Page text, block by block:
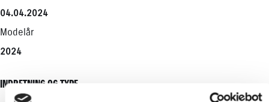
04.04.2024
Modelår
2024
INDRETNING OG TYPE
180 km/t
Maksimal effekt
223 HK
2,0 l
67,00 km
CO2 Udledning
19,00 g/km
-
2130 kg
Antal sæder
5
1830 mm
920
Leveringsomkostninger (inkl.)
4.680 kr.